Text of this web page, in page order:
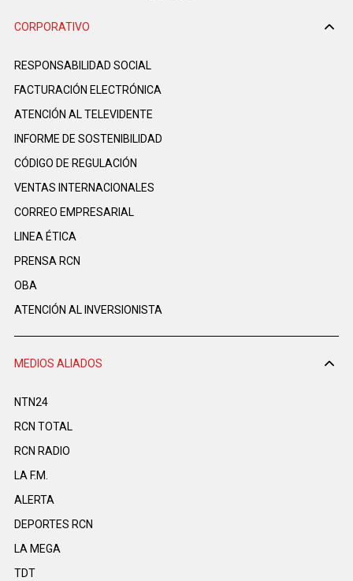
CORPORATIVO
RESPONSABILIDAD SOCIAL
FACTURACIÓN ELECTRÓNICA
ATENCIÓN AL TELEVIDENTE
INFORME DE SOSTENIBILIDAD
CÓDIGO DE REGULACIÓN
VENTAS INTERNACIONALES
CORREO EMPRESARIAL
LINEA ÉTICA
PRENSA RCN
OBA
ATENCIÓN AL INVERSIONISTA
MEDIOS ALIADOS
NTN24
RCN TOTAL
RCN RADIO
LA F.M.
ALERTA
DEPORTES RCN
LA MEGA
TDT